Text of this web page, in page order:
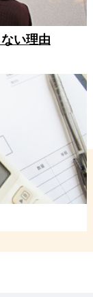
い理由